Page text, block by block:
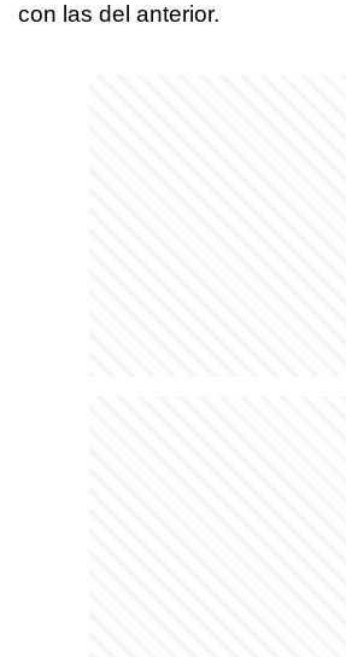
con las del anterior.